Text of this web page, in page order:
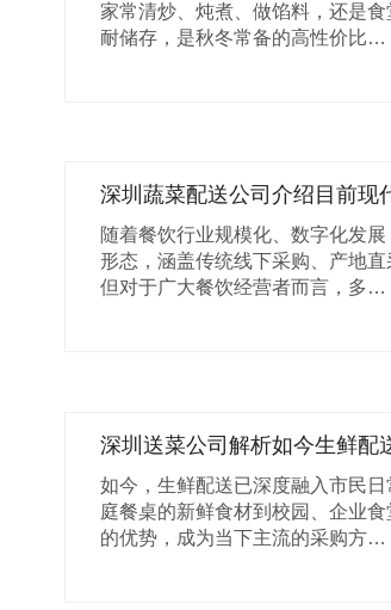
家常清炒、炖煮、做馅料，还是
耐储存，是秋冬常备的高性价比…
深圳蔬菜配送公司介绍目前现
随着餐饮行业规模化、数字化发
形态，涵盖传统线下采购、产地
但对于广大餐饮经营者而言，多…
深圳送菜公司解析如今生鲜配
如今，生鲜配送已深度融入市民
庭餐桌的新鲜食材到校园、企业
的优势，成为当下主流的采购方…